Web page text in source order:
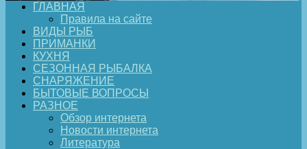
ГЛАВНАЯ
Правила на сайте
ВИДЫ РЫБ
ПРИМАНКИ
КУХНЯ
СЕЗОННАЯ РЫБАЛКА
СНАРЯЖЕНИЕ
БЫТОВЫЕ ВОПРОСЫ
РАЗНОЕ
Обзор интернета
Новости интернета
Литература